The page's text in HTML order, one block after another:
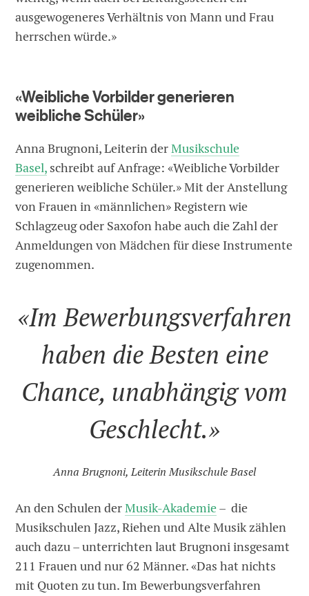
ausgewogeneres Verhältnis von Mann und Frau
herrschen würde.»
«Weibliche Vorbilder generieren
weibliche Schüler»
Anna Brugnoni, Leiterin derMusikschule
Basel, schreibt auf Anfrage: «Weibliche Vorbilder
generieren weibliche Schüler.» Mit der Anstellung
von Frauen in «männlichen» Registern wie
Schlagzeug oder Saxofon habe auch die Zahl der
Anmeldungen von Mädchen für diese Instrumente
zugenommen.
«Im Bewerbungsverfahren
haben die Besten eine
Chance, unabhängig vom
Geschlecht.»
Anna Brugnoni, Leiterin Musikschule Basel
An den Schulen derMusik-Akademie– die
Musikschulen Jazz, Riehen und Alte Musik zählen
auch dazu – unterrichten laut Brugnoni insgesamt
211 Frauen und nur 62 Männer. «Das hat nichts
mit Quoten zu tun. Im Bewerbungsverfahren